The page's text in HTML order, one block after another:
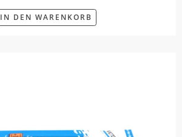
IN DEN WARENKORB